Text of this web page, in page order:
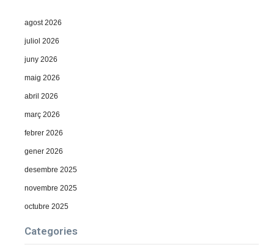
agost 2026
juliol 2026
juny 2026
maig 2026
abril 2026
març 2026
febrer 2026
gener 2026
desembre 2025
novembre 2025
octubre 2025
Categories